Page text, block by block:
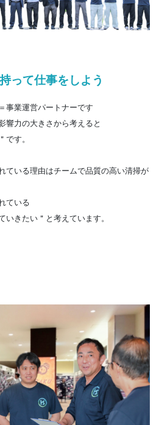
って仕事をしよう
事業運営パートナーです
響力の大きさから考えると
です。
ている理由はチームで品質の高い清掃が
ている
いきたい＂と考えています。